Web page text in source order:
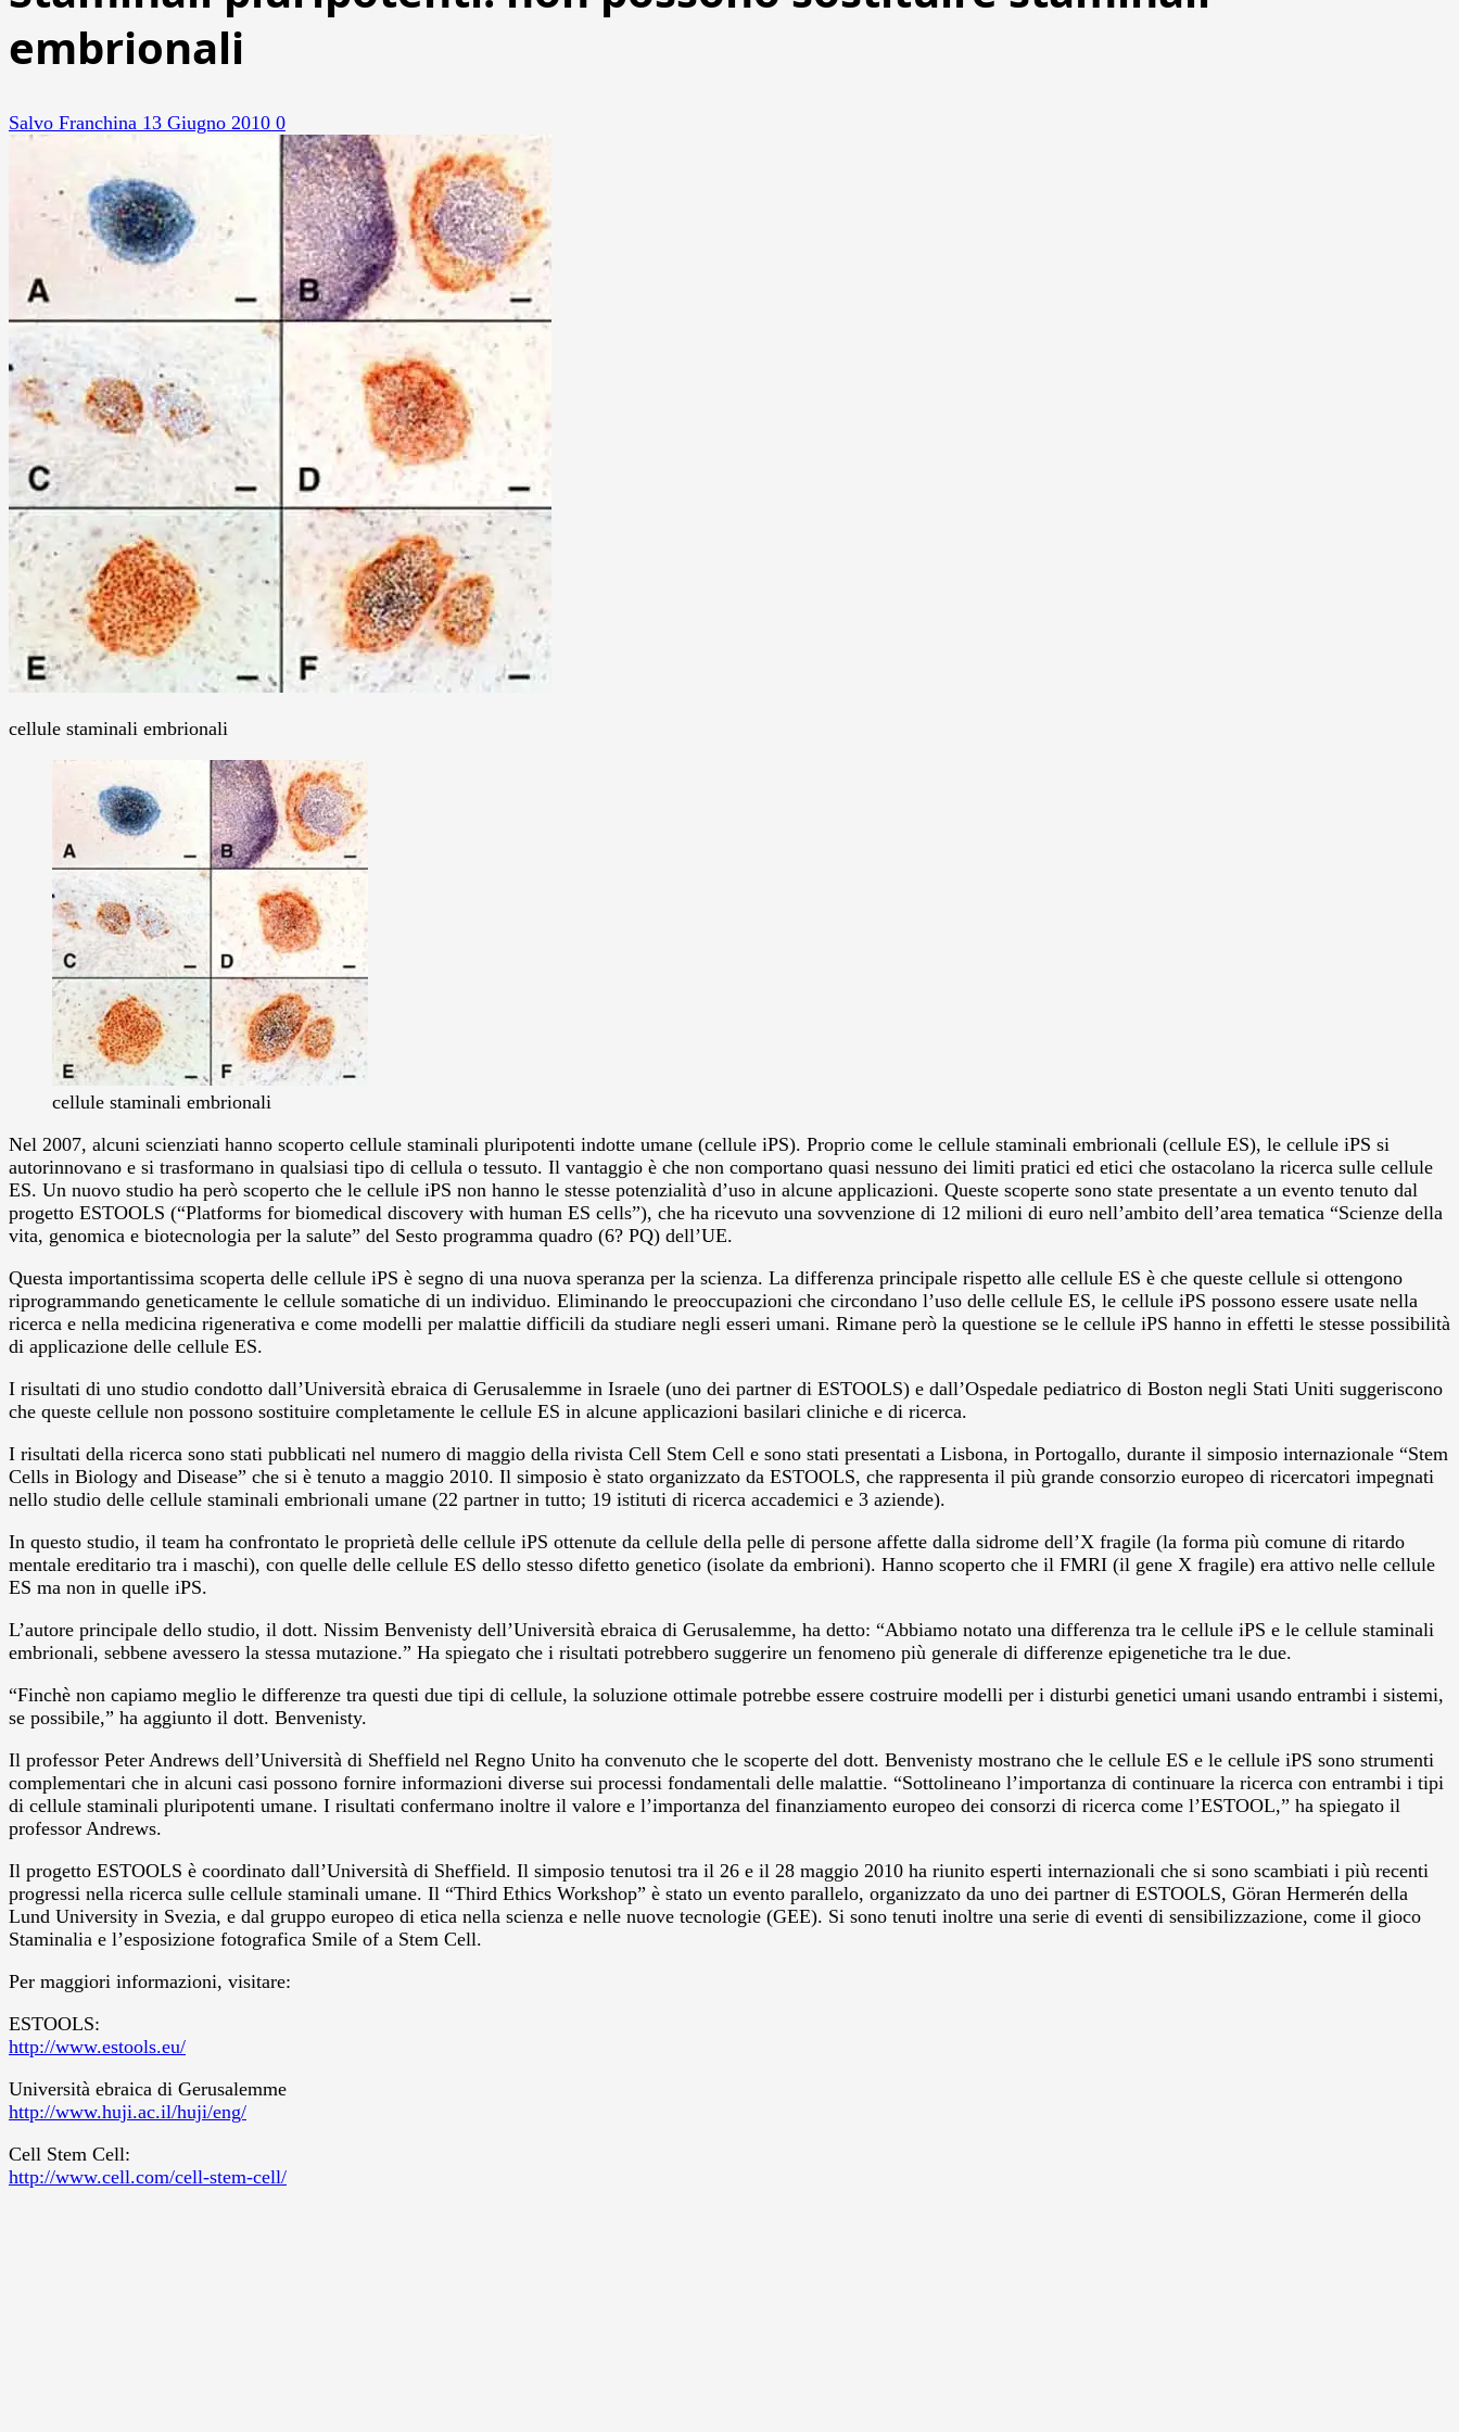
embrionali
Salvo Franchina 13 Giugno 2010 0
cellule staminali embrionali
cellule staminali embrionali
Nel 2007, alcuni scienziati hanno scoperto cellule staminali pluripotenti indotte umane (cellule iPS). Proprio come le cellule staminali embrionali (cellule ES), le cellule iPS si
autorinnovano e si trasformano in qualsiasi tipo di cellula o tessuto. Il vantaggio è che non comportano quasi nessuno dei limiti pratici ed etici che ostacolano la ricerca sulle cellule
ES. Un nuovo studio ha però scoperto che le cellule iPS non hanno le stesse potenzialità d’uso in alcune applicazioni. Queste scoperte sono state presentate a un evento tenuto dal
progetto ESTOOLS (“Platforms for biomedical discovery with human ES cells”), che ha ricevuto una sovvenzione di 12 milioni di euro nell’ambito dell’area tematica “Scienze della
vita, genomica e biotecnologia per la salute” del Sesto programma quadro (6? PQ) dell’UE.
Questa importantissima scoperta delle cellule iPS è segno di una nuova speranza per la scienza. La differenza principale rispetto alle cellule ES è che queste cellule si ottengono
riprogrammando geneticamente le cellule somatiche di un individuo. Eliminando le preoccupazioni che circondano l’uso delle cellule ES, le cellule iPS possono essere usate nella
ricerca e nella medicina rigenerativa e come modelli per malattie difficili da studiare negli esseri umani. Rimane però la questione se le cellule iPS hanno in effetti le stesse possibilità
di applicazione delle cellule ES.
I risultati di uno studio condotto dall’Università ebraica di Gerusalemme in Israele (uno dei partner di ESTOOLS) e dall’Ospedale pediatrico di Boston negli Stati Uniti suggeriscono
che queste cellule non possono sostituire completamente le cellule ES in alcune applicazioni basilari cliniche e di ricerca.
I risultati della ricerca sono stati pubblicati nel numero di maggio della rivista Cell Stem Cell e sono stati presentati a Lisbona, in Portogallo, durante il simposio internazionale “Stem
Cells in Biology and Disease” che si è tenuto a maggio 2010. Il simposio è stato organizzato da ESTOOLS, che rappresenta il più grande consorzio europeo di ricercatori impegnati
nello studio delle cellule staminali embrionali umane (22 partner in tutto; 19 istituti di ricerca accademici e 3 aziende).
In questo studio, il team ha confrontato le proprietà delle cellule iPS ottenute da cellule della pelle di persone affette dalla sidrome dell’X fragile (la forma più comune di ritardo
mentale ereditario tra i maschi), con quelle delle cellule ES dello stesso difetto genetico (isolate da embrioni). Hanno scoperto che il FMRI (il gene X fragile) era attivo nelle cellule
ES ma non in quelle iPS.
L’autore principale dello studio, il dott. Nissim Benvenisty dell’Università ebraica di Gerusalemme, ha detto: “Abbiamo notato una differenza tra le cellule iPS e le cellule staminali
embrionali, sebbene avessero la stessa mutazione.” Ha spiegato che i risultati potrebbero suggerire un fenomeno più generale di differenze epigenetiche tra le due.
“Finchè non capiamo meglio le differenze tra questi due tipi di cellule, la soluzione ottimale potrebbe essere costruire modelli per i disturbi genetici umani usando entrambi i sistemi,
se possibile,” ha aggiunto il dott. Benvenisty.
Il professor Peter Andrews dell’Università di Sheffield nel Regno Unito ha convenuto che le scoperte del dott. Benvenisty mostrano che le cellule ES e le cellule iPS sono strumenti
complementari che in alcuni casi possono fornire informazioni diverse sui processi fondamentali delle malattie. “Sottolineano l’importanza di continuare la ricerca con entrambi i tipi
di cellule staminali pluripotenti umane. I risultati confermano inoltre il valore e l’importanza del finanziamento europeo dei consorzi di ricerca come l’ESTOOL,” ha spiegato il
professor Andrews.
Il progetto ESTOOLS è coordinato dall’Università di Sheffield. Il simposio tenutosi tra il 26 e il 28 maggio 2010 ha riunito esperti internazionali che si sono scambiati i più recenti
progressi nella ricerca sulle cellule staminali umane. Il “Third Ethics Workshop” è stato un evento parallelo, organizzato da uno dei partner di ESTOOLS, Göran Hermerén della
Lund University in Svezia, e dal gruppo europeo di etica nella scienza e nelle nuove tecnologie (GEE). Si sono tenuti inoltre una serie di eventi di sensibilizzazione, come il gioco
Staminalia e l’esposizione fotografica Smile of a Stem Cell.
Per maggiori informazioni, visitare:
ESTOOLS:
http://www.estools.eu/
Università ebraica di Gerusalemme
http://www.huji.ac.il/huji/eng/
Cell Stem Cell:
http://www.cell.com/cell-stem-cell/